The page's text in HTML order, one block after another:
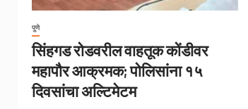
पुणे
सिंहगड रोडवरील वाहतूक कोंडीवर
महापौर आक्रमक; पोलिसांना १५
दिवसांचा अल्टिमेटम